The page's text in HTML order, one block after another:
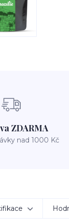
ZDARMA
nad 1000 Kč